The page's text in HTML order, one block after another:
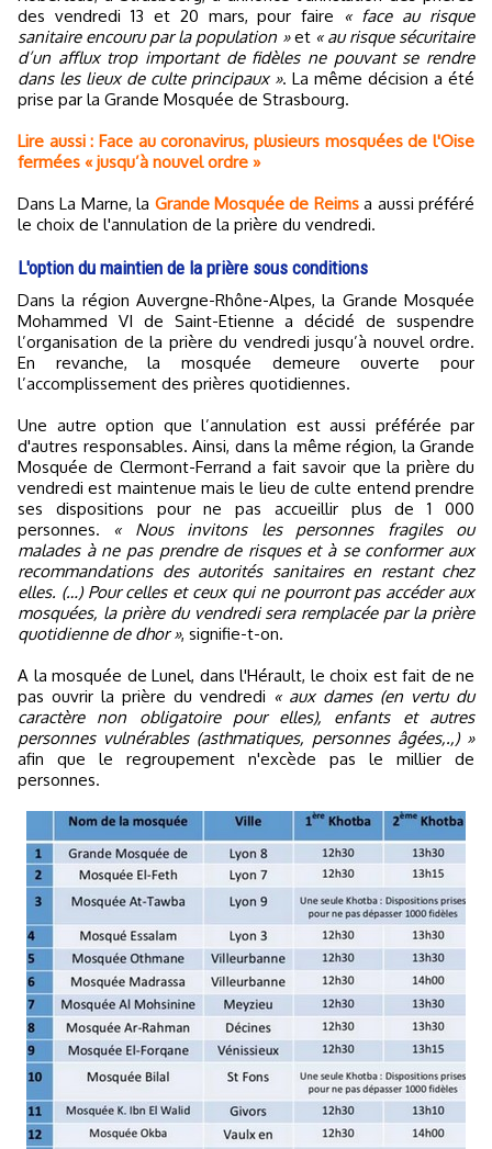
des vendredi 13 et 20 mars, pour faire « face au risque
sanitaire encouru par la population »et « au risque sécuritaire
d’un afflux trop important de fidèles ne pouvant se rendre
dans les lieux de culte principaux ». La même décision a été
prise par la Grande Mosquée de Strasbourg.
Lire aussi : Face au coronavirus, plusieurs mosquées de l'Oise
fermées « jusqu’à nouvel ordre »
Dans La Marne, la Grande Mosquée de Reimsa aussi préféré
le choix de l'annulation de la prière du vendredi.
L'option du maintien de la prière sous conditions
Dans la région Auvergne-Rhône-Alpes, la Grande Mosquée
Mohammed VI de Saint-Etienne a décidé de suspendre
l’organisation de la prière du vendredi jusqu’à nouvel ordre.
En revanche, la mosquée demeure ouverte pour
l’accomplissement des prières quotidiennes.
Une autre option que l’annulation est aussi préférée par
d'autres responsables. Ainsi, dans la même région, la Grande
Mosquée de Clermont-Ferrand a fait savoir que la prière du
vendredi est maintenue mais le lieu de culte entend prendre
ses dispositions pour ne pas accueillir plus de 1 000
personnes. « Nous invitons les personnes fragiles ou
malades à ne pas prendre de risques et à se conformer aux
recommandations des autorités sanitaires en restant chez
elles. (…) Pour celles et ceux qui ne pourront pas accéder aux
mosquées, la prière du vendredi sera remplacée par la prière
quotidienne de dhor », signifie-t-on.
A la mosquée de Lunel, dans l'Hérault, le choix est fait de ne
pas ouvrir la prière du vendredi « aux dames (en vertu du
caractère non obligatoire pour elles), enfants et autres
personnes vulnérables (asthmatiques, personnes âgées,.,) »
afin que le regroupement n'excède pas le millier de
personnes.